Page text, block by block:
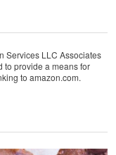
Services LLC Associates
to provide a means for
to amazon.com.